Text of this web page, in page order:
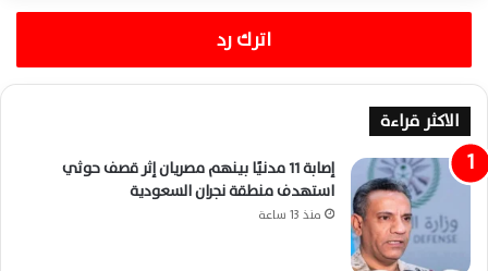
اترك رد
الاكثر قراءة
إصابة 11 مدنيًا بينهم مصريان إثر قصف حوثي
استهدف منطقة نجران السعودية
منذ 13 ساعة